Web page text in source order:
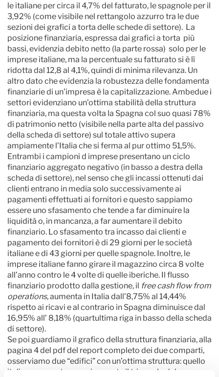
le italiane per circa il 4,7% del fatturato, le spagnole per il
3,92% (come visibile nel rettangolo azzurro tra le due
sezioni dei grafici a torta delle schede di settore). La
posizione finanziaria, espressa dai grafici a torta più
bassi, evidenzia debito netto (la parte rossa) solo per le
imprese italiane, ma la percentuale su fatturato si è lì
ridotta dal 12,8 al 4,1%, quindi di minima rilevanza. Un
altro dato che evidenzia la robustezza delle fondamenta
finanziarie di un’impresa è la capitalizzazione. Ambedue i
settori evidenziano un’ottima stabilità della struttura
finanziaria, ma questa volta la Spagna col suo quasi 78%
di patrimonio netto (visibile nella parte alta del passivo
della scheda di settore) sul totale attivo supera
ampiamente l’Italia che si ferma al pur ottimo 51,5%.
Entrambi i campioni d imprese presentano un ciclo
finanziario aggregato negativo (in basso a destra della
scheda di settore), nel senso che gli incassi ottenuti dai
clienti entrano in media solo successivamente ai
pagamenti effettuati ai fornitori e questo sappiamo
essere uno sfasamento che tende a far diminuire la
liquidità o, in mancanza, a far aumentare il debito
finanziario. Lo sfasamento tra incasso dai clienti e
pagamento dei fornitori è di 29 giorni per le società
italiane e di 43 giorni per quelle spagnole. Inoltre, le
imprese italiane fanno girare il magazzino circa 8 volte
all’anno contro le 4 volte di quelle iberiche. Il flusso
finanziario prodotto dalla gestione, il free cash flow from
operations,aumenta in Italia dall’8,75% al 14,44%
rispetto ai ricavi e al contrario in Spagna diminuisce dal
16,95% all’ 8,18% (quartultima riga in basso della scheda
di settore).
Se poi guardiamo il grafico della struttura finanziaria, alla
pagina 4 del pdf del report completo dei due comparti,
osserviamo due “edifici” con un’ottima struttura: quello
italiano sovrasta maggiormente il triangolo del